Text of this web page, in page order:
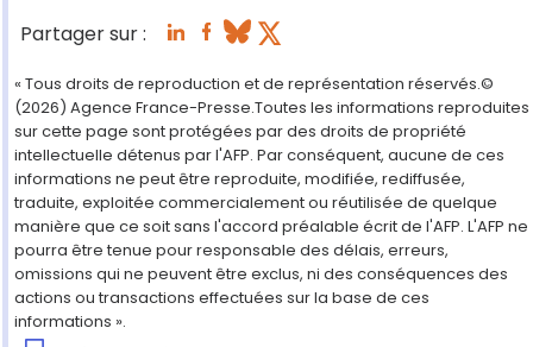
Partager sur :
« Tous droits de reproduction et de représentation réservés.©
(2026) Agence France-Presse.Toutes les informations reproduites
sur cette page sont protégées par des droits de propriété
intellectuelle détenus par l'AFP. Par conséquent, aucune de ces
informations ne peut être reproduite, modifiée, rediffusée,
traduite, exploitée commercialement ou réutilisée de quelque
manière que ce soit sans l'accord préalable écrit de l'AFP. L'AFP ne
pourra être tenue pour responsable des délais, erreurs,
omissions qui ne peuvent être exclus, ni des conséquences des
actions ou transactions effectuées sur la base de ces
informations ».